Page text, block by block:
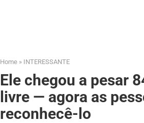
Home » INTERESSANTE
Ele chegou a pesar
livre — agora as
reconhecê-lo